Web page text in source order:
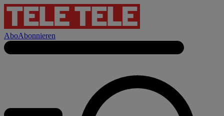
AboAbonnieren